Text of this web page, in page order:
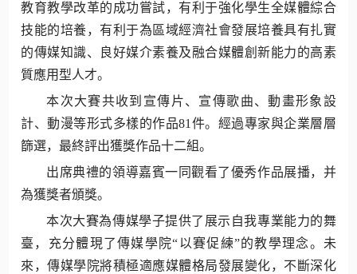
教育教學改革的成功嘗試，有利于強化學生全媒體綜合
技能的培養，有利于為區域經濟社會發展培養具有扎實
的傳媒知識、良好媒介素養及融合媒體創新能力的高素
質應用型人才。
本次大賽共收到宣傳片、宣傳歌曲、動畫形象設
計、動漫等形式多樣的作品81件。經過專家與企業層層
篩選，最終評出獲獎作品十二組。
出席典禮的領導嘉賓一同觀看了優秀作品展播，并
為獲獎者頒獎。
本次大賽為傳媒學子提供了展示自我專業能力的舞
臺，充分體現了傳媒學院“以賽促練”的教學理念。未
來，傳媒學院將積極適應媒體格局發展變化，不斷深化